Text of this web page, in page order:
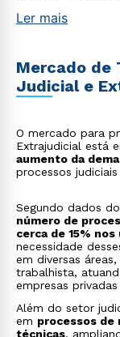
Ler mais
Mercado de
Judicial e
O mercado para
Extrajudicial está
aumento da
processos
Segundo dados
número de
cerca de 15%
necessidade
em diversas
trabalhista,
empresas
Além do setor
em processos de
técnicas,